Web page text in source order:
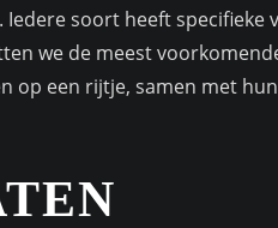
. Iedere soort heeft specifieke
we de meest
op een rijtje, samen met